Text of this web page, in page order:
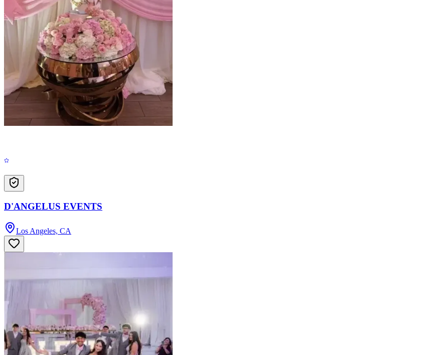
D'ANGELUS EVENTS
Los Angeles, CA